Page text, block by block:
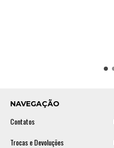
NAVEGAÇÃO
Contatos
Trocas e Devoluções